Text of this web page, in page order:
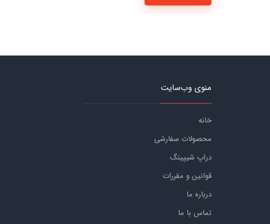
منوی وب‌سایت
خانه
محصولات سفارشی
دراپ شیپینگ
قوانین و مقررات
درباره ما
تماس با ما